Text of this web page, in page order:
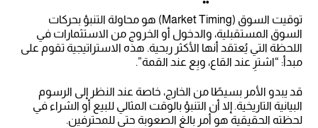
توقيت السوق (Market Timing) هو محاولة التنبؤ بحركات
السوق المستقبلية، والدخول أو الخروج من الاستثمارات في
اللحظة التي يُعتقد أنها الأكثر ربحية. هذه الاستراتيجية تقوم على
مبدأ: “اشترِ عند القاع، وبِع عند القمة”.
قد يبدو الأمر بسيطًا من الخارج، خاصة عند النظر إلى الرسوم
البيانية التاريخية. إلا أن التنبؤ بالوقت المثالي للبيع أو الشراء في
لحظته الحقيقية هو أمر بالغ الصعوبة حتى للمحترفين.